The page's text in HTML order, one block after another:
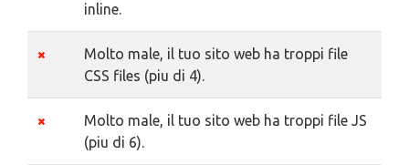
inline.
Molto male, il tuo sito web ha troppi file
CSS files (piu di 4).
Molto male, il tuo sito web ha troppi file JS
(piu di 6).